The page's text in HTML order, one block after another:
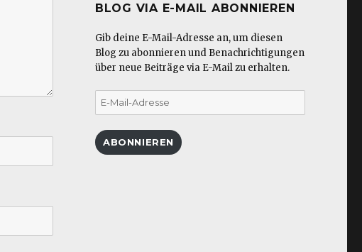
BLOG VIA E-MAIL ABONNIEREN
Gib deine E-Mail-Adresse an, um diesen
Blog zu abonnieren und Benachrichtigungen
über neue Beiträge via E-Mail zu erhalten.
E-
Mail-
ABONNIEREN